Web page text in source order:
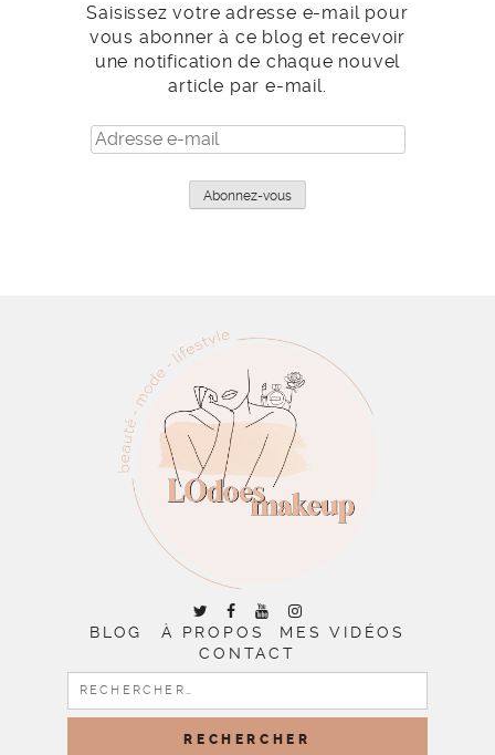
Saisissez votre adresse e-mail pour
vous abonner à ce blog et recevoir
une notification de chaque nouvel
article par e-mail.
Adresse
e-
Abonnez-vous
BLOG À PROPOS
MES VIDÉOS
CONTACT
RECHERCHER :